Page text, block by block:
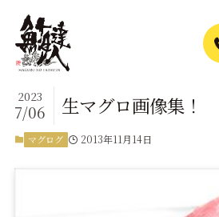
生マグロ画像集！
2023
7/06
マグログ 2013年11月14日